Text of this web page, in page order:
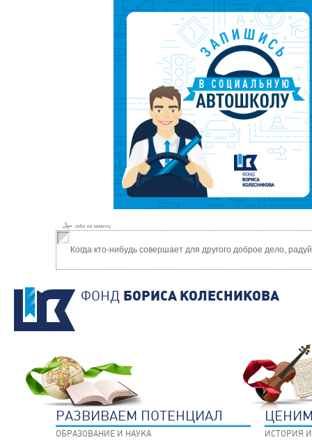
Когда кто-нибудь совершает для другого доброе дело,
ФОНД БОРИСА КОЛЕСНИКОВА
РАЗВИВАЕМ ПОТЕНЦИАЛ
ОБРАЗОВАНИЕ И НАУКА ИСТОРИЯ